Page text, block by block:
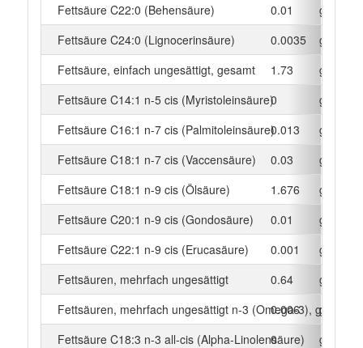
Fettsäure C22:0 (Behensäure)
0.01
g
Fettsäure C24:0 (Lignocerinsäure)
0.0035
g
Fettsäure, einfach ungesättigt, gesamt
1.73
g
Fettsäure C14:1 n-5 cis (Myristoleinsäure)0
g
Fettsäure C16:1 n-7 cis (Palmitoleinsäure)0.013
g
Fettsäure C18:1 n-7 cis (Vaccensäure)
0.03
g
Fettsäure C18:1 n-9 cis (Ölsäure)
1.676
g
Fettsäure C20:1 n-9 cis (Gondosäure)
0.01
g
Fettsäure C22:1 n-9 cis (Erucasäure)
0.001
g
Fettsäuren, mehrfach ungesättigt
0.64
g
Fettsäuren, mehrfach ungesättigt n-3 (Omega-3), gesamt
0.006
g
Fettsäure C18:3 n-3 all-cis (Alpha-Linolensäure)
0
g